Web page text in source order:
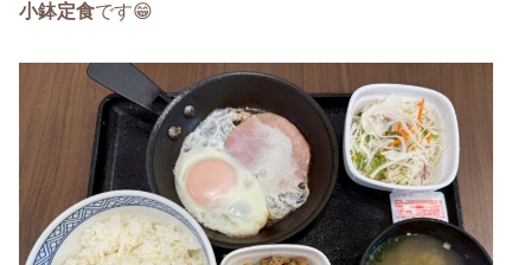
小鉢定食です😁